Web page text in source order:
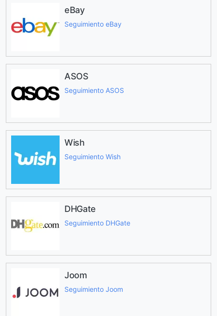
eBay
Seguimiento eBay
ASOS
Seguimiento ASOS
Wish
Seguimiento Wish
DHGate
Seguimiento DHGate
Joom
Seguimiento Joom